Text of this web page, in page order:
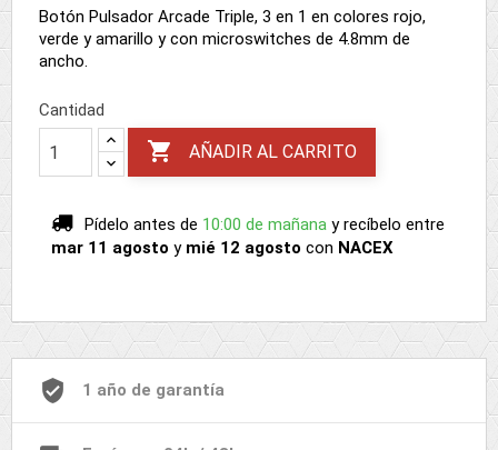
Botón Pulsador Arcade Triple, 3 en 1 en colores rojo,
verde y amarillo y con microswitches de 4.8mm de
ancho.
Cantidad
 AÑADIR AL CARRITO
Pídelo antes de 10:00 de mañana y recíbelo entre
mar 11 agosto y mié 12 agosto con NACEX
1 año de garantía